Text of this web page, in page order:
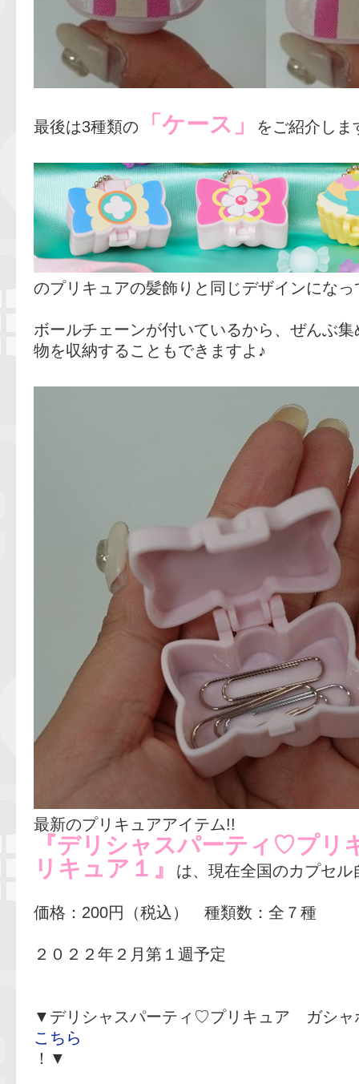
最後は3種類の 「ケース」 をご紹介しま
のプリキュアの髪飾りと同じデザインになっ
ボールチェーンが付いているから、ぜんぶ
物を収納することもできますよ♪
最新のプリキュアアイテム!!
『デリシャスパーティ♡プリ
リキュア１』
は、現在全国のカプセ
価格：200円（税込） 種類数：全７種
２０２２年２月第１週予定
▼デリシャスパーティ♡プリキュア ガシャ
こちら
！▼